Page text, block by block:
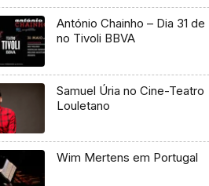
António Chainho – Dia 31 de
no Tivoli BBVA
Samuel Úria no Cine-Teatro
Louletano
Wim Mertens em Portugal